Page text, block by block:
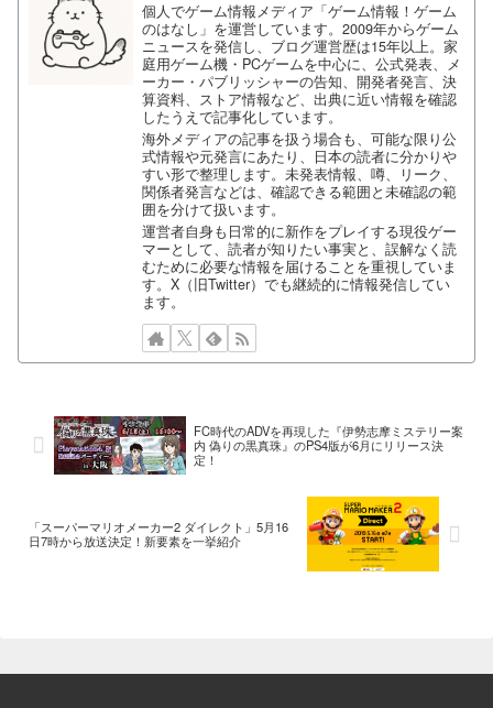
個人でゲーム情報メディア「ゲーム情報！ゲーム
のはなし」を運営しています。2009年からゲーム
ニュースを発信し、ブログ運営歴は15年以上。家
庭用ゲーム機・PCゲームを中心に、公式発表、メ
ーカー・パブリッシャーの告知、開発者発言、決
算資料、ストア情報など、出典に近い情報を確認
したうえで記事化しています。
海外メディアの記事を扱う場合も、可能な限り公
式情報や元発言にあたり、日本の読者に分かりや
すい形で整理します。未発表情報、噂、リーク、
関係者発言などは、確認できる範囲と未確認の範
囲を分けて扱います。
運営者自身も日常的に新作をプレイする現役ゲー
マーとして、読者が知りたい事実と、誤解なく読
むために必要な情報を届けることを重視していま
す。X（旧Twitter）でも継続的に情報発信してい
ます。
FC時代のADVを再現した『伊勢志摩ミステリー案
内 偽りの黒真珠』のPS4版が6月にリリース決
定！
「スーパーマリオメーカー2 ダイレクト」5月16
日7時から放送決定！新要素を一挙紹介